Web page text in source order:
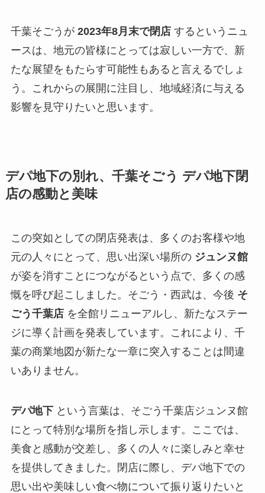
千葉そごうが 2023年8月末で閉店するというニュ
ースは、地元の皆様にとっては寂しい一方で、新
たな展望をもたらす可能性もあると言えるでしょ
う。これからの展開に注目し、地域経済に与える
影響を見守りたいと思います。
デパ地下の別れ、千葉そごう デパ地下閉
店の感動と美味
この突如としての閉店発表は、多くのお客様や地
元の人々にとって、思い出深い場所の ジュンヌ館
が姿を消すことにつながるという点で、多くの感
慨を呼び起こしました。そごう・西武は、今後 そ
ごう千葉店を全館リニューアルし、新たなステー
ジに導く計画を発表しています。これにより、千
葉の商業地図が新たな一章に突入することは間違
いありません。
デパ地下という言葉は、そごう千葉店ジュンヌ館
にとって特別な場所を指し示します。ここでは、
美食と感動が交差し、多くの人々に楽しみと幸せ
を提供してきました。閉店に際し、デパ地下での
思い出や美味しい食べ物について振り返りたいと